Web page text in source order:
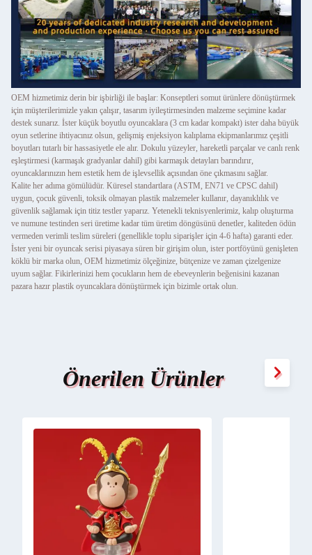
OEM hizmetimiz derin bir işbirliği ile başlar: Konseptleri somut ürünlere dönüştürmek
için müşterilerimizle yakın çalışır, tasarım iyileştirmesinden malzeme seçimine kadar
destek sunarız. İster küçük boyutlu oyuncaklara (3 cm kadar kompakt) ister daha büyük
oyun setlerine ihtiyacınız olsun, gelişmiş enjeksiyon kalıplama ekipmanlarımız çeşitli
boyutları tutarlı bir hassasiyetle ele alır. Dokulu yüzeyler, hareketli parçalar ve canlı renk
eşleştirmesi (karmaşık gradyanlar dahil) gibi karmaşık detayları barındırır,
oyuncaklarınızın hem estetik hem de işlevsellik açısından öne çıkmasını sağlar.
Kalite her adıma gömülüdür. Küresel standartlara (ASTM, EN71 ve CPSC dahil)
uygun, çocuk güvenli, toksik olmayan plastik malzemeler kullanır, dayanıklılık ve
güvenlik sağlamak için titiz testler yaparız. Yetenekli teknisyenlerimiz, kalıp oluşturma
ve numune testinden seri üretime kadar tüm üretim döngüsünü denetler, kaliteden ödün
vermeden verimli teslim süreleri (genellikle toplu siparişler için 4-6 hafta) garanti eder.
İster yeni bir oyuncak serisi piyasaya süren bir girişim olun, ister portföyünü genişleten
köklü bir marka olun, OEM hizmetimiz ölçeğinize, bütçenize ve zaman çizelgenize
uyum sağlar. Fikirlerinizi hem çocukların hem de ebeveynlerin beğenisini kazanan
pazara hazır plastik oyuncaklara dönüştürmek için bizimle ortak olun.
Önerilen Ürünler